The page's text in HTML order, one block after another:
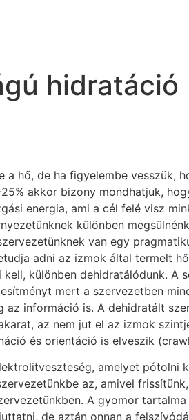
hidratáció
a hő, de ha figyelembe vesszük,
akkor bizony mondhatjuk,
energia, ami a cél felé visz
különben
van egy
adni az izmok által termelt
különben dehidratálódunk. A
mert a szervezetben
az információ is. A dehidratált
az nem jut el az izmok
és orientáció is elveszik
amelyet pótolni
az, amivel
A gyomor
de aztán onnan a